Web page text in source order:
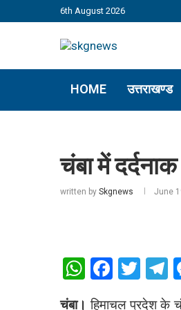
6th August 2026
HOME उत्तराखण्ड
चंबा में
written by Skgnews June
चंबा। हिमाचल प्रदेश के